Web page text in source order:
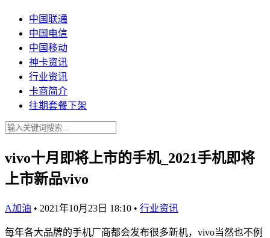
中国联通
中国电信
中国移动
神卡资讯
行业资讯
卡商简介
往期套餐下架
vivo十月即将上市的手机_2021手机即将
上市新品vivo
A加油 • 2021年10月23日 18:10 • 行业资讯
每年各大品牌的手机厂商都会发布很多新机，vivo当然也不例